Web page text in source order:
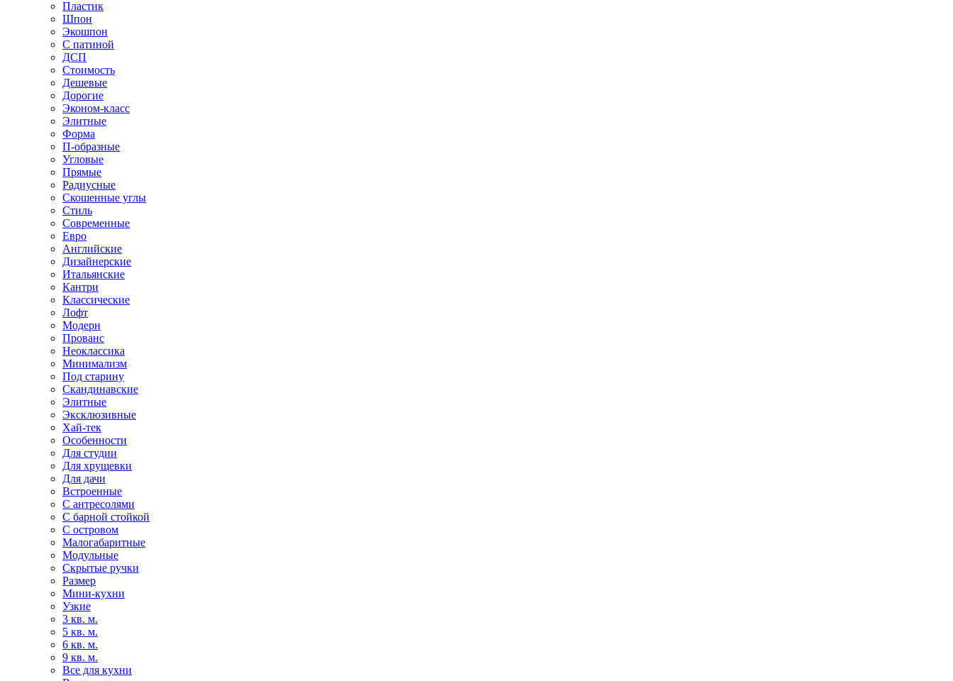
Пластик
Шпон
Экошпон
С патиной
ДСП
Стоимость
Дешевые
Дорогие
Эконом-класс
Элитные
Форма
П-образные
Угловые
Прямые
Радиусные
Скошенные углы
Стиль
Современные
Евро
Английские
Дизайнерские
Итальянские
Кантри
Классические
Лофт
Модерн
Прованс
Неоклассика
Минимализм
Под старину
Скандинавские
Элитные
Эксклюзивные
Хай-тек
Особенности
Для студии
Для хрущевки
Для дачи
Встроенные
С антресолями
С барной стойкой
С островом
Малогабаритные
Модульные
Скрытые ручки
Размер
Мини-кухни
Узкие
3 кв. м.
5 кв. м.
6 кв. м.
9 кв. м.
Все для кухни